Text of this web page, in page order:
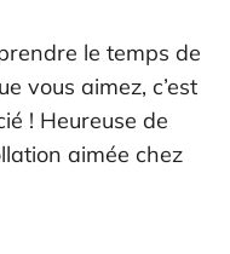
le temps de
vous aimez, c’est
! Heureuse de
aimée chez